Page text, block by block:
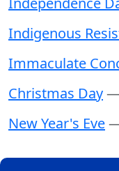
Indigenous
Immaculate
Christmas Day—
New Year's Eve